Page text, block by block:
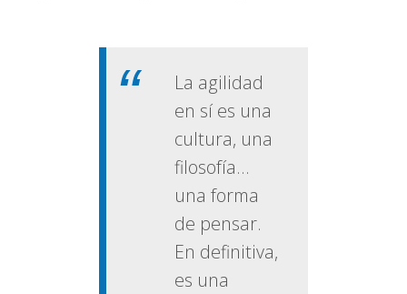
La agilidad
en sí es una
cultura, una
filosofía…
una forma
de pensar.
En definitiva,
es una